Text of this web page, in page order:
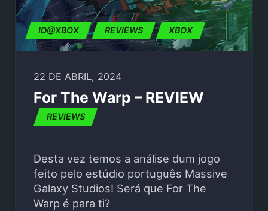
ID@XBOX REVIEWS XBOX
22 DE ABRIL, 2024
For The Warp – REVIEW
REVIEWS
Desta vez temos a análise dum jogo
feito pelo estúdio português Massive
Galaxy Studios! Será que For The
Warp é para ti?